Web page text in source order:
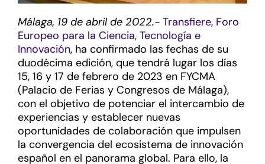
Málaga, 19 de abril de 2022.- Transfiere, Foro
Europeo para la Ciencia, Tecnología e
Innovación, ha confirmado las fechas de su
duodécima edición, que tendrá lugar los días
15, 16 y 17 de febrero de 2023 en FYCMA
(Palacio de Ferias y Congresos de Málaga),
con el objetivo de potenciar el intercambio de
experiencias y establecer nuevas
oportunidades de colaboración que impulsen
la convergencia del ecosistema de innovación
español en el panorama global. Para ello, la